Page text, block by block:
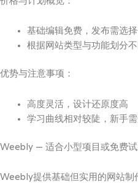
基础编辑免费，发布需选
根据网站类型与功能划分
优势与注意事项：
高度灵活，设计还原度高
学习曲线相对较陡，新手
Weebly — 适合小型项目或免费试
Weebly提供基础但实用的网站制